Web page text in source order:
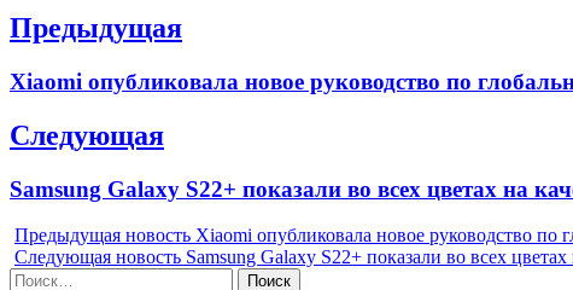
Навигация
записям
Предыдущая
Previous
Xiaomi опубликовала новое руководство по
Следующая
Next
Samsung Galaxy S22+ показали во всех цветах на
Предыдущая новость Xiaomi опубликовала новое руководство по
Следующая новость Samsung Galaxy S22+ показали во всех
Найти: